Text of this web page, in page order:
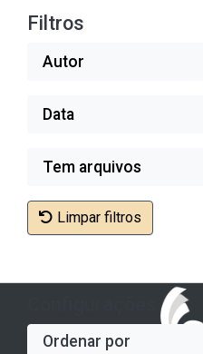
Filtros
Autor
Data
Tem arquivos
Limpar filtros
Ordenar por